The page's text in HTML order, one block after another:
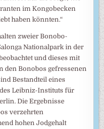
im Kongobecken
haben könnten.“
zweier Bonobo-
Nationalpark in der
und dieses mit
den Bonobos gefressenen
Bestandteil eines
Leibniz-Instituts für
Die Ergebnisse
verzehrten
hohen Jodgehalt